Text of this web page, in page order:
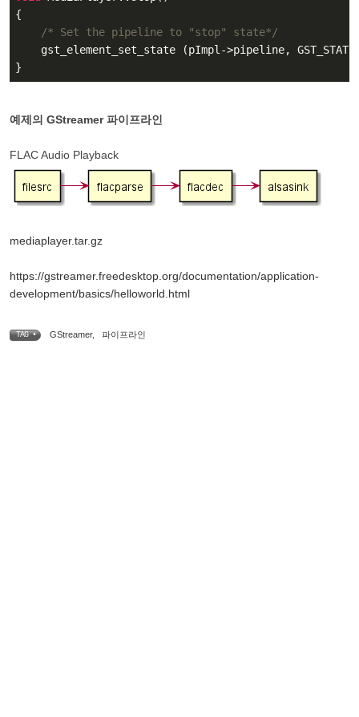
{
/* Set the pipeline to "stop" state*/
gst_element_set_state (pImpl->pipeline,
}
예제의 GStreamer 파이프라인
FLAC Audio Playback
mediaplayer.tar.gz
https://gstreamer.freedesktop.org/documentation/application-
development/basics/helloworld.html
TAG • GStreamer, 파이프라인